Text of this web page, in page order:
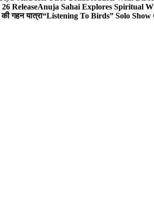
ReleaseAnuja Sahai Explores Spiritual
गहन यात्रा“Listening To Birds” Solo